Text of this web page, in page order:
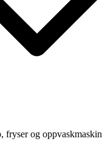
fryser og oppvaskmaskin